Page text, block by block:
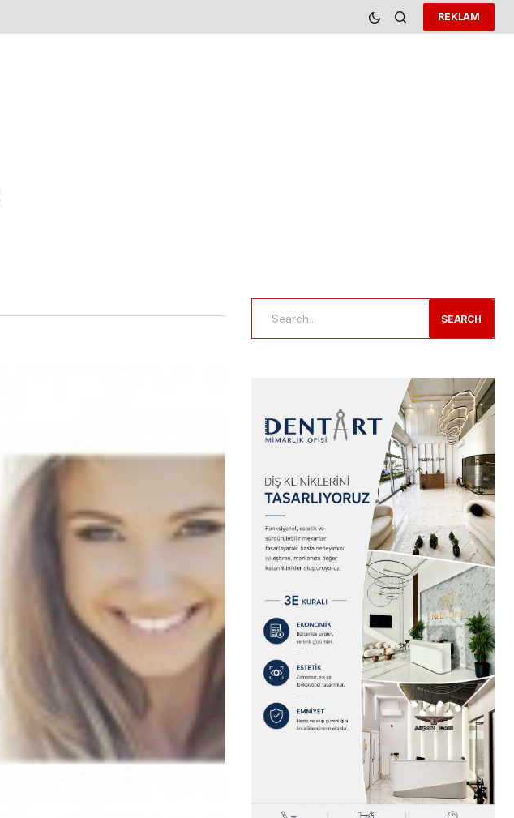
REKLAM
SEARCH